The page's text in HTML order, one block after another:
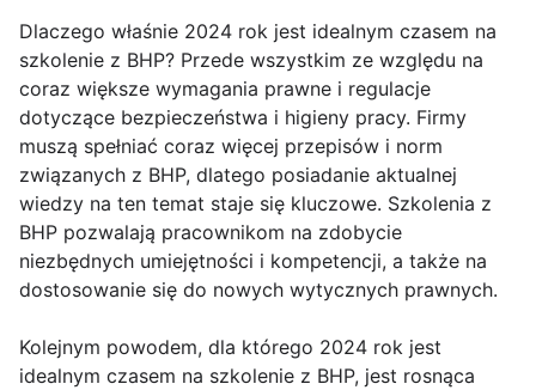
Dlaczego właśnie 2024 rok jest idealnym czasem na
szkolenie z BHP? Przede wszystkim ze względu na
coraz większe wymagania prawne i regulacje
dotyczące bezpieczeństwa i higieny pracy. Firmy
muszą spełniać coraz więcej przepisów i norm
związanych z BHP, dlatego posiadanie aktualnej
wiedzy na ten temat staje się kluczowe. Szkolenia z
BHP pozwalają pracownikom na zdobycie
niezbędnych umiejętności i kompetencji, a także na
dostosowanie się do nowych wytycznych prawnych.
Kolejnym powodem, dla którego 2024 rok jest
idealnym czasem na szkolenie z BHP, jest rosnąca